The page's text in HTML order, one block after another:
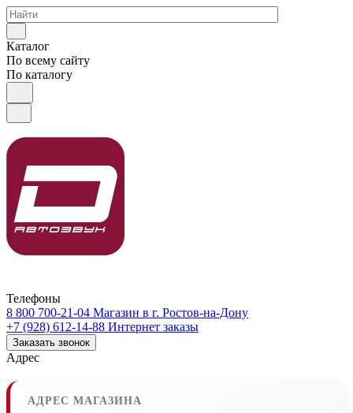
Каталог
По всему сайту
По каталогу
Телефоны
8 800 700-21-04 Магазин в г. Ростов-на-Дону
+7 (928) 612-14-88 Интернет заказы
Заказать звонок
Адрес
АДРЕС МАГАЗИНА